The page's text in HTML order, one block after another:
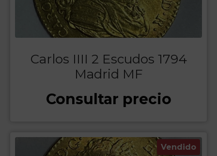
Carlos IIII 2 Escudos 1794
Madrid MF
Consultar precio
Vendido